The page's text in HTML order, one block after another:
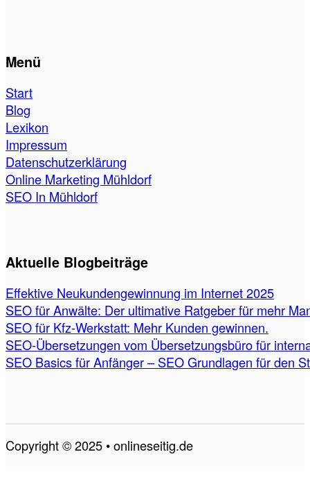
Menü
Start
Blog
Lexikon
Impressum
Datenschutzerklärung
Online Marketing Mühldorf
SEO In Mühldorf
Aktuelle Blogbeiträge
Effektive Neukundengewinnung im Internet 2025
SEO für Anwälte: Der ultimative Ratgeber für mehr
SEO für Kfz-Werkstatt: Mehr Kunden gewinnen.
SEO-Übersetzungen vom Übersetzungsbüro für
SEO Basics für Anfänger – SEO Grundlagen für den
Copyright © 2025 • onlineseitig.de